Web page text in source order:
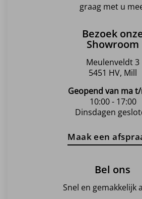
graag met u
Bezoek
Showroom
Meulenveldt 3
5451 HV, Mill
Geopend van ma
10:00 - 17:00
Dinsdagen
Maak een
Bel ons
Snel en gemakkelijk